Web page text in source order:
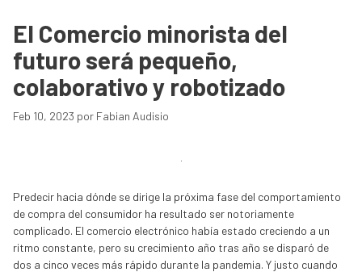
El Comercio minorista del
futuro será pequeño,
colaborativo y robotizado
Feb 10, 2023 por Fabian Audisio
Predecir hacia dónde se dirige la próxima fase del comportamiento
de compra del consumidor ha resultado ser notoriamente
complicado. El comercio electrónico había estado creciendo a un
ritmo constante, pero su crecimiento año tras año se disparó de
dos a cinco veces más rápido durante la pandemia. Y justo cuando